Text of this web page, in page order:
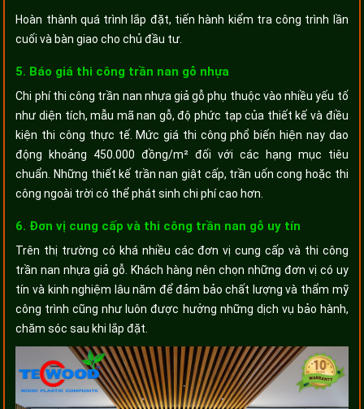
Hoàn thành quá trình lắp đặt, tiến hành kiểm tra công trình lần
cuối và bàn giao cho chủ đầu tư.
5. Báo giá thi công trần nan gỗ nhựa
Chi phí thi công trần nan nhựa giả gỗ phụ thuộc vào nhiều yếu tố
như diện tích, mẫu mã nan gỗ, độ phức tạp của thiết kế và điều
kiện thi công thực tế. Mức giá thi công phổ biến hiện nay dao
động khoảng 450.000 đồng/m² đối với các hạng mục tiêu
chuẩn. Những thiết kế trần nan giật cấp, trần uốn cong hoặc thi
công ngoài trời có thể phát sinh chi phí cao hơn.
6. Đơn vị cung cấp và thi công trần nan gỗ uy tín
Trên thị trường có khá nhiều các đơn vị cung cấp và thi công
trần nan nhựa giả gỗ. Khách hàng nên chọn những đơn vị có uy
tín và kinh nghiệm lâu năm để đảm bảo chất lượng và thẩm mỹ
công trình cũng như luôn được hưởng những dịch vụ bảo hành,
chăm sóc sau khi lắp đặt.